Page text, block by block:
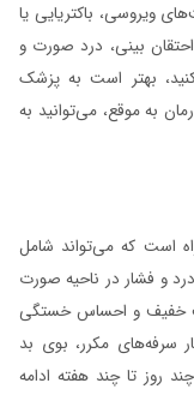
ویروسی، باکتریایی یا
بینی، درد صورت و
بهتر است به پزشک
به موقع، می‌توانید به
است که می‌تواند شامل
و فشار در ناحیه صورت
تب خفیف و احساس خستگی
سرفه‌های مکرر، بوی بد
روز تا چند هفته ادامه